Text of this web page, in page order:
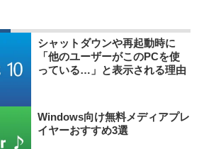
シャットダウンや再起動時に
「他のユーザーがこのPCを使
っている…」と表示される理由
Windows向け無料メディアプレ
イヤーおすすめ3選